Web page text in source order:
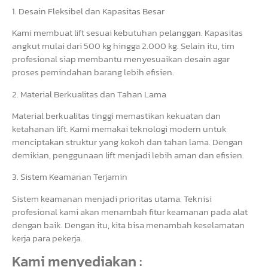
1. Desain Fleksibel dan Kapasitas Besar
Kami membuat lift sesuai kebutuhan pelanggan. Kapasitas
angkut mulai dari 500 kg hingga 2.000 kg. Selain itu, tim
profesional siap membantu menyesuaikan desain agar
proses pemindahan barang lebih efisien.
2. Material Berkualitas dan Tahan Lama
Material berkualitas tinggi memastikan kekuatan dan
ketahanan lift. Kami memakai teknologi modern untuk
menciptakan struktur yang kokoh dan tahan lama. Dengan
demikian, penggunaan lift menjadi lebih aman dan efisien.
3. Sistem Keamanan Terjamin
Sistem keamanan menjadi prioritas utama. Teknisi
profesional kami akan menambah fitur keamanan pada alat
dengan baik. Dengan itu, kita bisa menambah keselamatan
kerja para pekerja.
Kami menyediakan :